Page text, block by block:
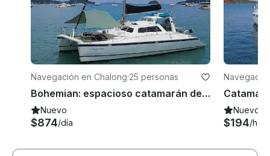
Navegación en Chalong·25 personas
Bohemian: espacioso catamarán de vela de 50 pies | Alquiler privado en Phuket, entre 10 y 35 huéspedes
Nuevo
$874/día
Nuevo
$194/hora